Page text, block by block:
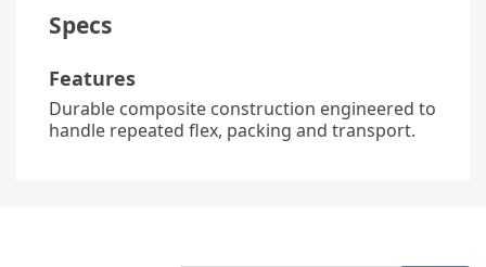
Specs
Features
Durable composite construction engineered to
handle repeated flex, packing and transport.